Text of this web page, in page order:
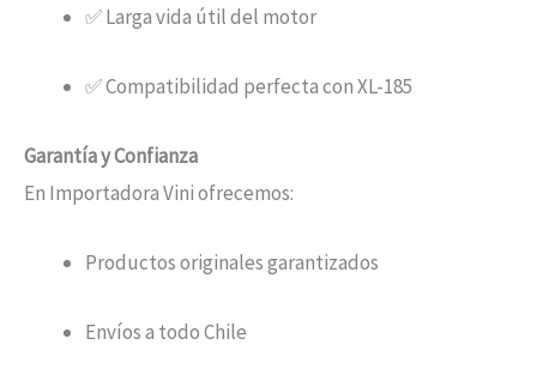
✅ Larga vida útil del motor
✅ Compatibilidad perfecta con XL-185
Garantía y Confianza
En Importadora Vini ofrecemos:
Productos originales garantizados
Envíos a todo Chile